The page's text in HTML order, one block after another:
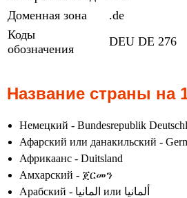
Доменная зона
.de
Коды
обозначения
DEU DE 276
Название страны на
Немецкий - Bundesrepublik
Афарский или данакильский -
Африкаанс - Duitsland
Амхарский - ጀርመን
Арабский - المانيا или ألمانيا